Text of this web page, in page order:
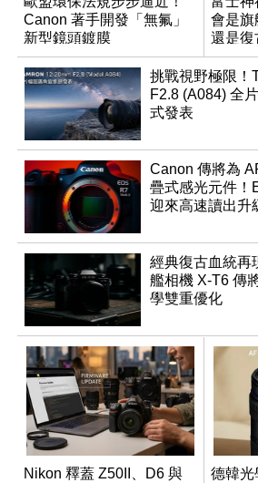
Canon 著手開發「無氟」
新型鏡頭鍍膜
會是旗
還是復
挑戰視野極限！
F2.8 (A084) 全
式發表
Canon 傳將為
疊式感光元件！
迎來高速讀出升
經典復古血統再
艦相機 X-T6 傳
學雙重優化
Nikon 釋蓋 Z50II、D6 與
德韓光